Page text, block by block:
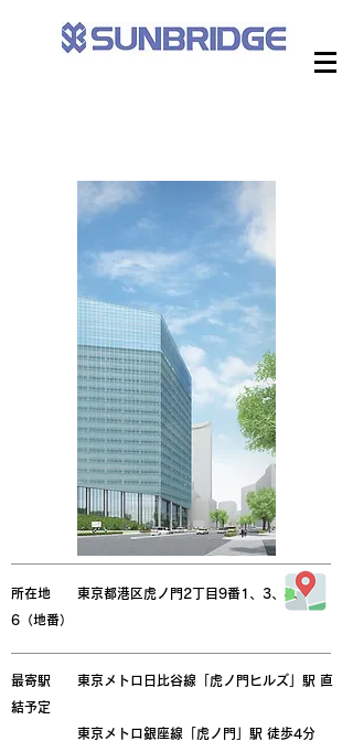
所在地 東京都港区虎ノ門2丁目9番1、3、4、
6（地番）
最寄駅 東京メトロ日比谷線「虎ノ門ヒルズ」駅 直
結予定
東京メトロ銀座線「虎ノ門」駅 徒歩4分